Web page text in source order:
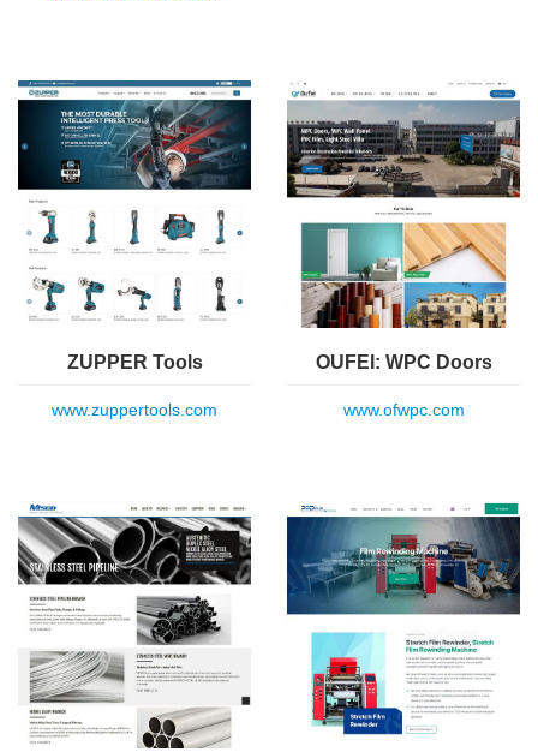
ZUPPER Tools
www.zuppertools.com
OUFEI: WPC Doors
www.ofwpc.com